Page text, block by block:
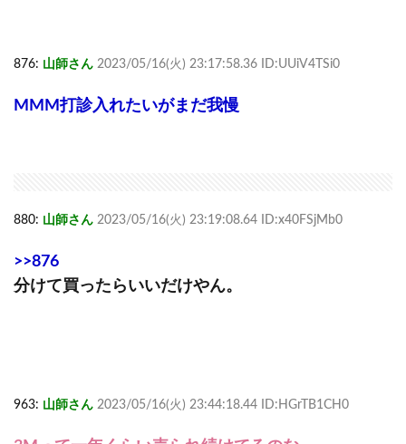
876: 山師さん 2023/05/16(火) 23:17:58.36 ID:UUiV4TSi0
MMM打診入れたいがまだ我慢
880: 山師さん 2023/05/16(火) 23:19:08.64 ID:x40FSjMb0
>>876
分けて買ったらいいだけやん。
963: 山師さん 2023/05/16(火) 23:44:18.44 ID:HGrTB1CH0